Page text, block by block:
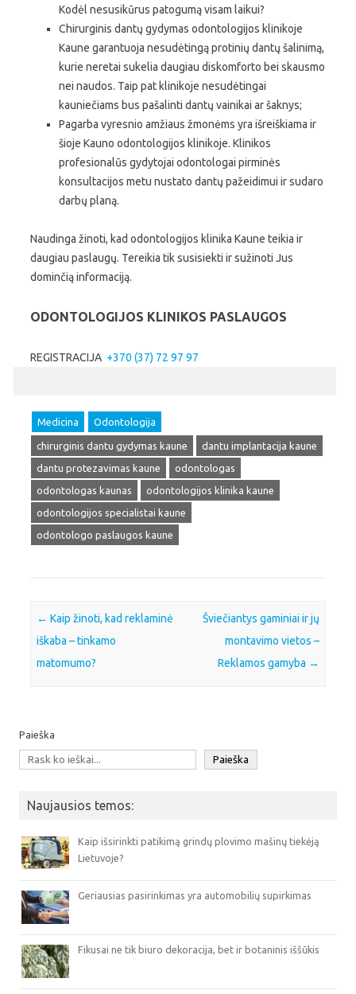
Kodėl nesusikūrus patogumą visam laikui?
Chirurginis dantų gydymas odontologijos klinikoje
Kaune garantuoja nesudėtingą protinių dantų šalinimą,
kurie neretai sukelia daugiau diskomforto bei skausmo
nei naudos. Taip pat klinikoje nesudėtingai
kauniečiams bus pašalinti dantų vainikai ar šaknys;
Pagarba vyresnio amžiaus žmonėms yra išreiškiama ir
šioje Kauno odontologijos klinikoje. Klinikos
profesionalūs gydytojai odontologai pirminės
konsultacijos metu nustato dantų pažeidimui ir sudaro
darbų planą.
Naudinga žinoti, kad odontologijos klinika Kaune teikia ir
daugiau paslaugų. Tereikia tik susisiekti ir sužinoti Jus
dominčią informaciją.
ODONTOLOGIJOS KLINIKOS PASLAUGOS
REGISTRACIJA +370 (37) 72 97 97
Medicina Odontologija
chirurginis dantu gydymas kaune
dantu implantacija kaune
dantu protezavimas kaune
odontologas
odontologas kaunas
odontologijos klinika kaune
odontologijos specialistai kaune
odontologo paslaugos kaune
Post navigation
← Kaip žinoti, kad reklaminė
iškaba – tinkamo
matomumo?
Šviečiantys gaminiai ir jų
montavimo vietos –
Reklamos gamyba →
Paieška
Paieška
Naujausios temos:
Kaip išsirinkti patikimą grindų plovimo mašinų tiekėją
Lietuvoje?
Geriausias pasirinkimas yra automobilių supirkimas
Fikusai ne tik biuro dekoracija, bet ir botaninis iššūkis